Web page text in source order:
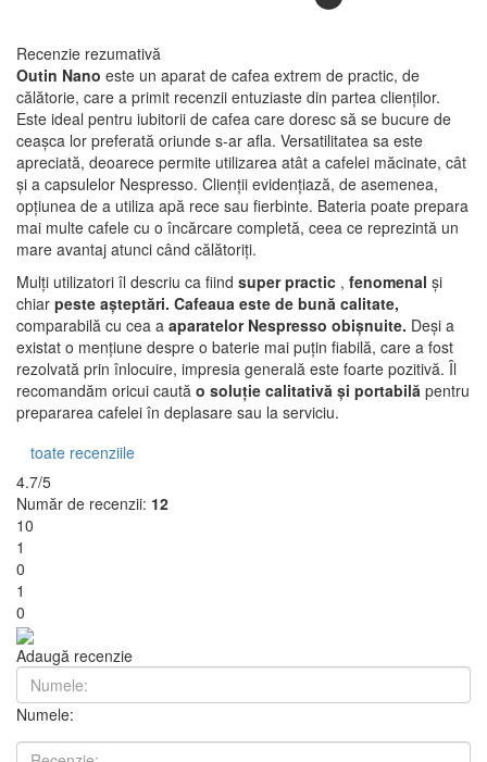
Recenzie rezumativă
Outin Nano este un aparat de cafea extrem de practic, de
călătorie, care a primit recenzii entuziaste din partea clienților.
Este ideal pentru iubitorii de cafea care doresc să se bucure de
ceașca lor preferată oriunde s-ar afla. Versatilitatea sa este
apreciată, deoarece permite utilizarea atât a cafelei măcinate, cât
și a capsulelor Nespresso. Clienții evidențiază, de asemenea,
opțiunea de a utiliza apă rece sau fierbinte. Bateria poate prepara
mai multe cafele cu o încărcare completă, ceea ce reprezintă un
mare avantaj atunci când călătoriți.
Mulți utilizatori îl descriu ca fiind super practic , fenomenal și
chiar peste așteptări. Cafeaua este de bună calitate,
comparabilă cu cea a aparatelor Nespresso obișnuite. Deși a
existat o mențiune despre o baterie mai puțin fiabilă, care a fost
rezolvată prin înlocuire, impresia generală este foarte pozitivă. Îl
recomandăm oricui caută o soluție calitativă și portabilă pentru
prepararea cafelei în deplasare sau la serviciu.
toate recenziile
4.7/5
Număr de recenzii: 12
10
1
0
1
0
Adaugă recenzie
Numele: